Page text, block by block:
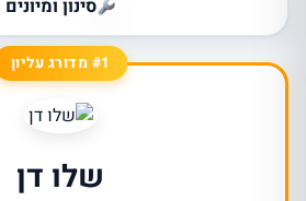
סינון ומיונים
#1 מדורג עליון
שלו דן